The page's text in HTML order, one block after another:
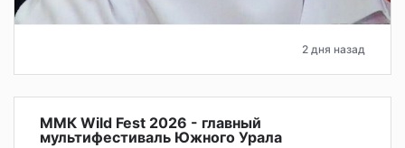
2 дня назад
ММК Wild Fest 2026 - главный
мультифестиваль Южного Урала